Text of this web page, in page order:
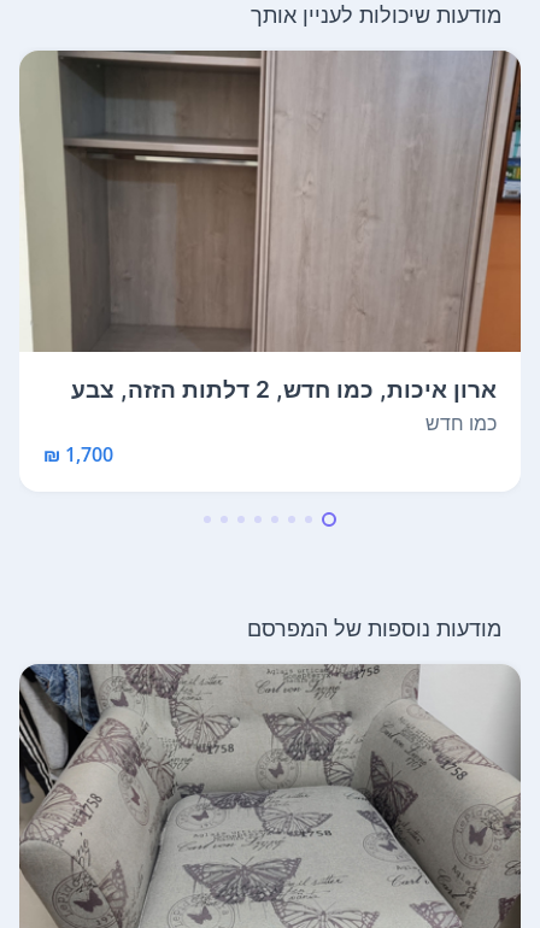
מודעות שיכולות לעניין אותך
ארון איכות, כמו חדש, 2 דלתות הזזה, צבע
י...
כמו חדש
1,700 ₪
מודעות נוספות של המפרסם